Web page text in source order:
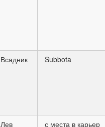
Всадник Subbota
Лев с места в карьер